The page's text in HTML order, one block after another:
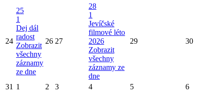
24
25
1
Dej dál
radost
Zobrazit
všechny
záznamy
ze dne
26 27
28
1
Jevíčské
filmové léto
2026
Zobrazit
všechny
záznamy ze
dne
29 30
31 1 2 3 4 5 6